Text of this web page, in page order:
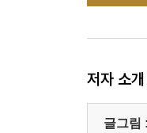
저자 소개
글그림 :